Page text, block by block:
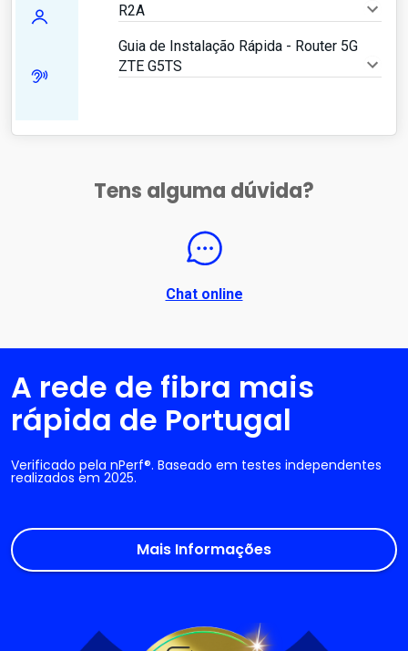
R2A
Guia de Instalação Rápida - Router 5G
ZTE G5TS
Tens alguma dúvida?
Chat online
A rede de fibra mais
rápida de Portugal
Verificado pela nPerf®. Baseado em testes independentes
realizados em 2025.
Mais Informações